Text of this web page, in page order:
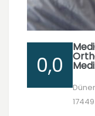
0,0